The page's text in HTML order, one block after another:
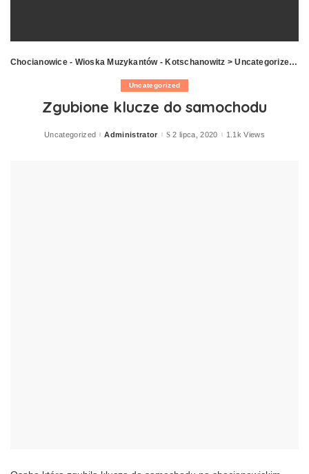
Chocianowice - Wioska Muzykantów - Kotschanowitz >Uncategorized >
Uncategorized
Zgubione klucze do samochodu
UncategorizedPosted
Administrator 2 lipca, 2020 1.1k Views